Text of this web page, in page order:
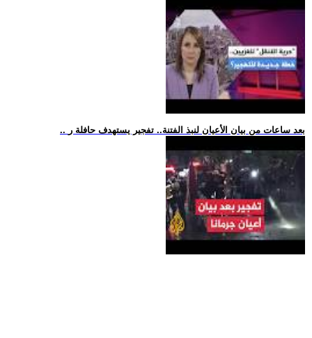
.. بعد ساعات من بيان الأعيان لنبذ الفتنة.. تفجير يستهدف حافلة ر